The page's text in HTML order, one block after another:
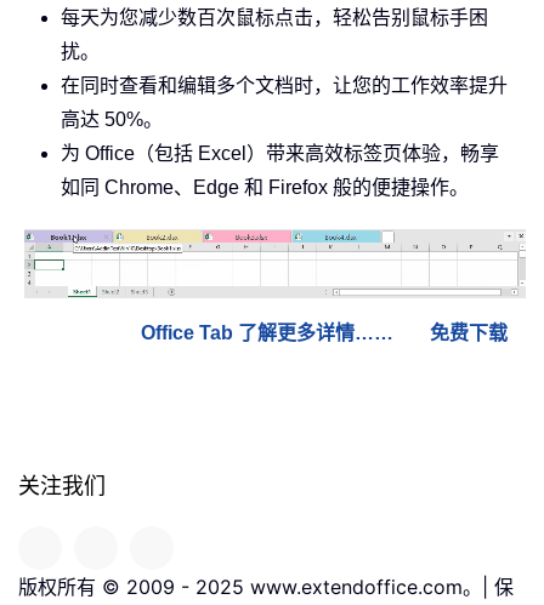
每天为您减少数百次鼠标点击，轻松告别鼠标手困
扰。
在同时查看和编辑多个文档时，让您的工作效率提升
高达 50%。
为 Office（包括 Excel）带来高效标签页体验，畅享
如同 Chrome、Edge 和 Firefox 般的便捷操作。
Office Tab 了解更多详情…… 免费下载
关注我们
版权所有 © 2009 - 2025 www.extendoffice.com。| 保